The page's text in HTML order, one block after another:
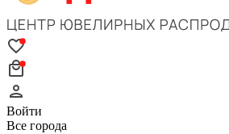
Войти
Все города